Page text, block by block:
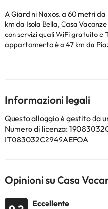
A Giardini Naxos, a 60 metri
km da Isola Bella, Casa
con servizi quali WiFi gratuito e
appartamento è a 47 km da
appartamento con aria
Via Pirandello si trova a 6,7 km
Fontanarossa si trova a 54 km
La struttura non è disponibile
nubilato/celibato o simili.
modifiche da parte della
Informazioni legali
Questo alloggio è gestito da
Numero di licenza:
IT083032C2949AEFOA
Opinioni su Casa
Eccellente